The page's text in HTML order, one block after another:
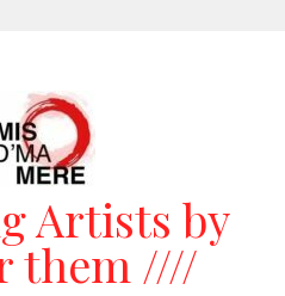
Artists by
them ////